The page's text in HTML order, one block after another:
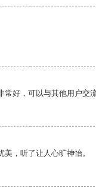
常好，可以与其他用户交
，听了让人心旷神怡。